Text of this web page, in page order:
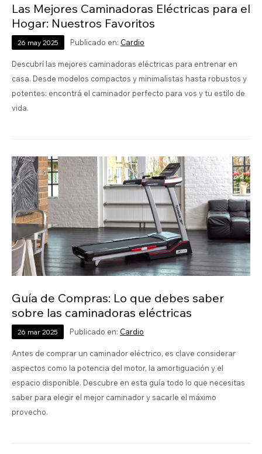
Las Mejores Caminadoras Eléctricas para el
Hogar: Nuestros Favoritos
26 may 2025 Publicado en: Cardio
Descubrí las mejores caminadoras eléctricas para entrenar en
casa. Desde modelos compactos y minimalistas hasta robustos y
potentes: encontrá el caminador perfecto para vos y tu estilo de
vida.
Guía de Compras: Lo que debes saber
sobre las caminadoras eléctricas
26 mar 2025 Publicado en: Cardio
Antes de comprar un caminador eléctrico, es clave considerar
aspectos como la potencia del motor, la amortiguación y el
espacio disponible. Descubre en esta guía todo lo que necesitas
saber para elegir el mejor caminador y sacarle el máximo
provecho.